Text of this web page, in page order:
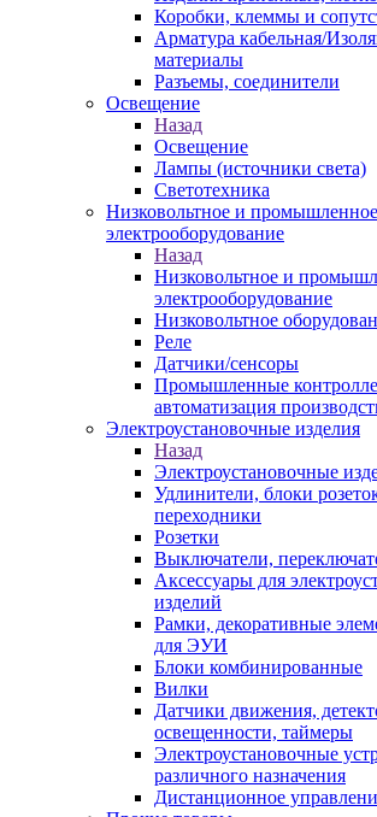
Коробки, клеммы и
Арматура кабельная/
материалы
Разъемы, соединители
Освещение
Назад
Освещение
Лампы (источники света)
Светотехника
Низковольтное и промышленное
электрооборудование
Назад
Низковольтное и
электрооборудование
Низковольтное
Реле
Датчики/сенсоры
Промышленные
автоматизация
Электроустановочные изделия
Назад
Электроустановочные
Удлинители, блоки
переходники
Розетки
Выключатели,
Аксессуары для
изделий
Рамки, декоративные
для ЭУИ
Блоки комбинированные
Вилки
Датчики движения,
освещенности, таймеры
Электроустановочные
различного назначения
Дистанционное